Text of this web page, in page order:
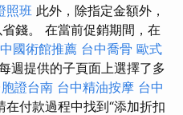
照班 此外，除指定金額外，
錢。 在當前促銷期間，在
國術館推薦 台中喬骨 歐式
週提供的子頁面上選擇了多
證台南 台中精油按摩 台中
付款過程中找到“添加折扣